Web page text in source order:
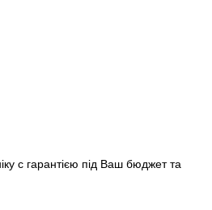
с гарантією під Ваш бюджет та